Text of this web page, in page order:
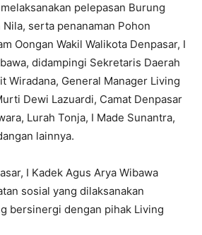
pelepasan Burung
serta penanaman Pohon
Oongan Wakil Walikota Denpasar, I
didampingi Sekretaris Daerah
Wiradana, General Manager Living
Dewi Lazuardi, Camat Denpasar
Lurah Tonja, I Made Sunantra,
lainnya.
I Kadek Agus Arya Wibawa
sosial yang dilaksanakan
bersinergi dengan pihak Living